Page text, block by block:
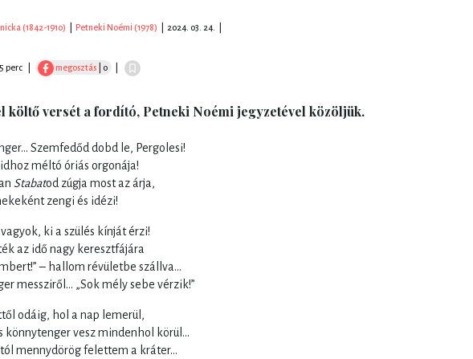
(1842-1910) Petneki Noémi (1978) 2024. 03. 24.
perc megosztás | 0
költő versét a fordító, Petneki Noémi jegyzetével közöljük.
Szemfedőd dobd le, Pergolesi!
méltó óriás orgonája!
Stabatod zúgja most az árja,
zengi és idézi!
vagyok, ki a szülés kínját érzi!
az idő nagy keresztfájára
– hallom révületbe szállva…
messziről… „Sok mély sebe vérzik!”
odáig, hol a nap lemerül,
könnytenger vesz mindenhol körül…
mennydörög felettem a kráter…